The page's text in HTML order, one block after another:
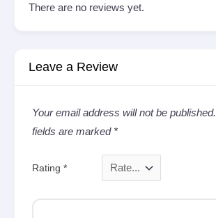
There are no reviews yet.
Leave a Review
Your email address will not be published.
fields are marked *
Rating *